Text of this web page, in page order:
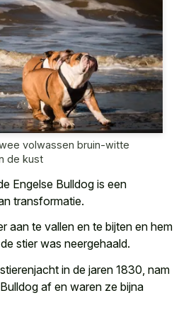
volwassen bruin-witte
de kust
Engelse Bulldog is een
transformatie.
aan te vallen en te bijten en hem
stier was neergehaald.
in de jaren 1830, nam
af en waren ze bijna